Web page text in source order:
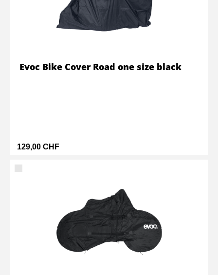
129,00 CHF
Evoc Bike Cover Road one size black